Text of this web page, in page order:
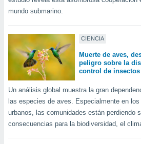
mediante
publicidad
mundo submarino.
CIENCIA
Muerte de aves,
peligro sobre la
control de insectos
Un análisis global muestra la gran
las especies de aves. Especialmente en
urbanos, las comunidades están perdiendo
consecuencias para la biodiversidad, el